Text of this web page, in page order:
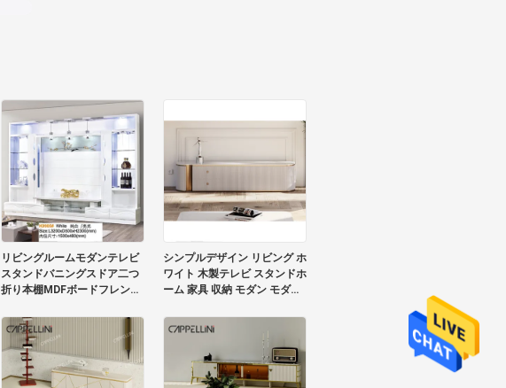
リビングルームモダンテレビ
スタンドバニングスドア二つ
折り本棚MDFボードフレンチ
シンプルデザイン リビング ホ
ワイト 木製テレビ スタンドホ
ーム 家具 収納 モダン モダン
プ テレビ キャビネット